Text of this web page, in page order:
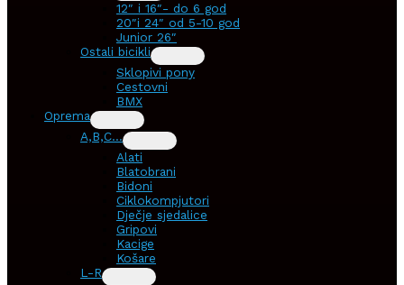
12″ i 16″- do 6 god
20″i 24″ od 5-10 god
Junior 26″
Ostali bicikli
Sklopivi pony
Cestovni
BMX
Oprema
A,B,C…
Alati
Blatobrani
Bidoni
Ciklokompjutori
Dječje sjedalice
Gripovi
Kacige
Košare
L-R